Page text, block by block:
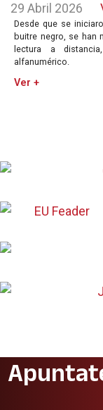
29 Abril 2026
Desde que se
buitre negro, se han
lectura a
alfanumérico.
Ver +